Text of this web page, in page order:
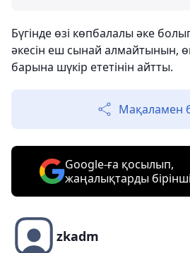
Бүгінде өзі көпбалалы әке
әкесін еш сынай алмайтынын,
барына шүкір ететінін айтты.
Мақаламен
Google-ға қосылып,
жаңалықтарды
zkadm